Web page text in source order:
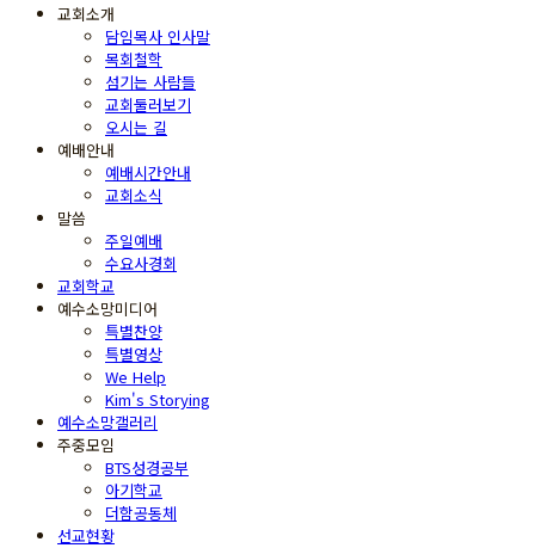
교회소개
담임목사 인사말
목회철학
섬기는 사람들
교회둘러보기
오시는 길
예배안내
예배시간안내
교회소식
말씀
주일예배
수요사경회
교회학교
예수소망미디어
특별찬양
특별영상
We Help
Kim's Storying
예수소망갤러리
주중모임
BTS성경공부
아기학교
더함공동체
선교현황